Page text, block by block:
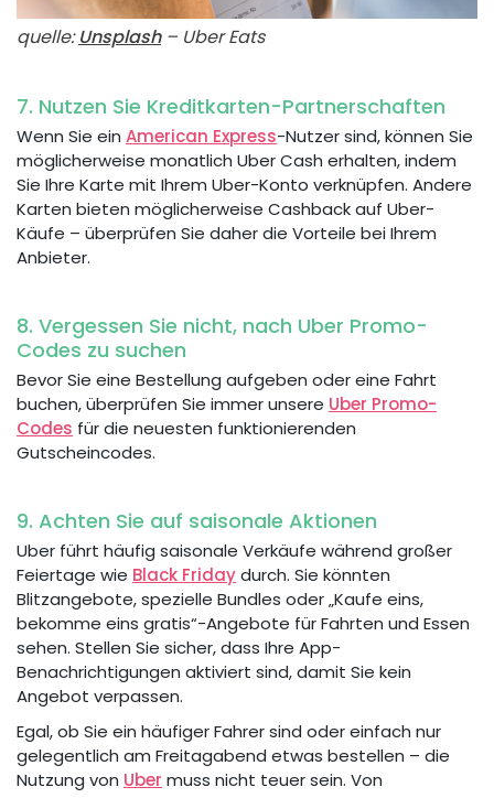
quelle:Unsplash– Uber Eats
7. Nutzen Sie Kreditkarten-Partnerschaften
Wenn Sie ein American Express-Nutzer sind, können Sie
möglicherweise monatlich Uber Cash erhalten, indem
Sie Ihre Karte mit Ihrem Uber-Konto verknüpfen. Andere
Karten bieten möglicherweise Cashback auf Uber-
Käufe – überprüfen Sie daher die Vorteile bei Ihrem
Anbieter.
8. Vergessen Sie nicht, nach Uber Promo-
Codes zu suchen
Bevor Sie eine Bestellung aufgeben oder eine Fahrt
buchen, überprüfen Sie immer unsere Uber Promo-
Codes für die neuesten funktionierenden
Gutscheincodes.
9. Achten Sie auf saisonale Aktionen
Uber führt häufig saisonale Verkäufe während großer
Feiertage wie Black Fridaydurch. Sie könnten
Blitzangebote, spezielle Bundles oder „Kaufe eins,
bekomme eins gratis“-Angebote für Fahrten und Essen
sehen. Stellen Sie sicher, dass Ihre App-
Benachrichtigungen aktiviert sind, damit Sie kein
Angebot verpassen.
Egal, ob Sie ein häufiger Fahrer sind oder einfach nur
gelegentlich am Freitagabend etwas bestellen – die
Nutzung von Uber muss nicht teuer sein. Von